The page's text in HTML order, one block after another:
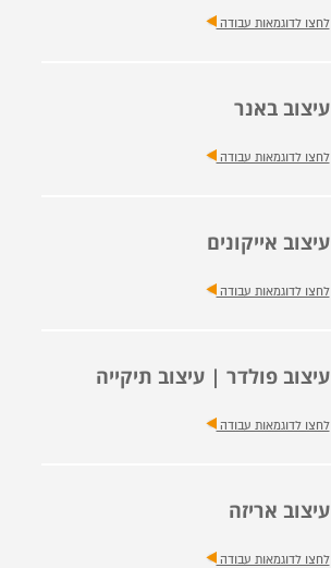
לחצו לדוגמאות עבודה
עיצוב באנר
לחצו לדוגמאות עבודה
עיצוב אייקונים
לחצו לדוגמאות עבודה
עיצוב פולדר | עיצוב תיקייה
לחצו לדוגמאות עבודה
עיצוב אריזה
לחצו לדוגמאות עבודה